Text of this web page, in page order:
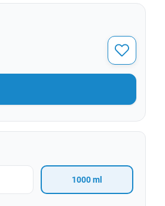
1000 ml